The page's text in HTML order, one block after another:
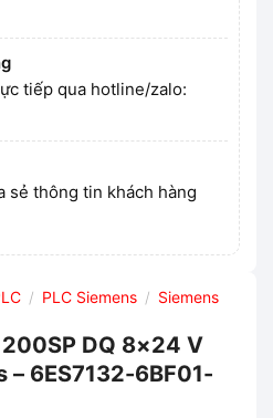
tiếp qua hotline/zalo:
sẻ thông tin khách hàng
/ PLC Siemens / Siemens
DQ 8×24 V
– 6ES7132-6BF01-